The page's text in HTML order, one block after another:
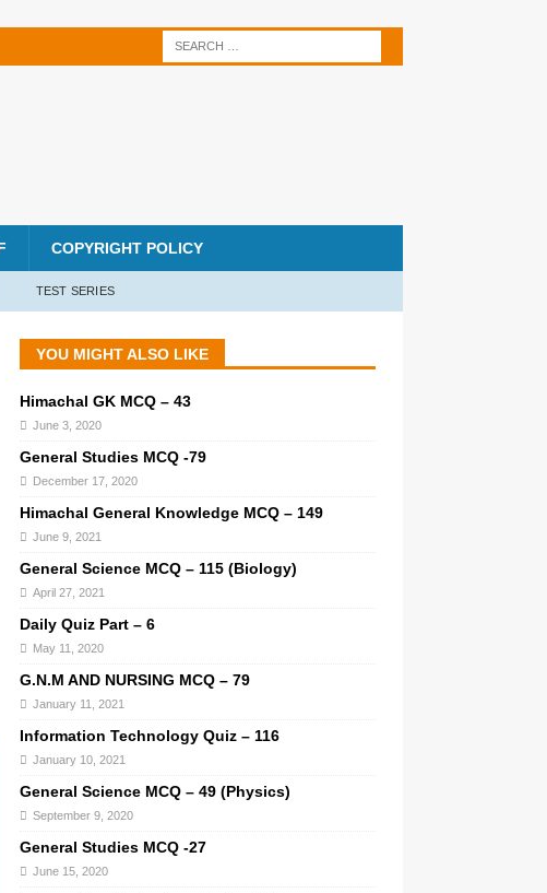
COPYRIGHT POLICY
TEST SERIES
YOU MIGHT ALSO LIKE
Himachal GK MCQ – 43
June 3, 2020
General Studies MCQ -79
December 17, 2020
Himachal General Knowledge MCQ – 149
June 9, 2021
General Science MCQ – 115 (Biology)
April 27, 2021
Daily Quiz Part – 6
May 11, 2020
G.N.M AND NURSING MCQ – 79
January 11, 2021
Information Technology Quiz – 116
January 10, 2021
General Science MCQ – 49 (Physics)
September 9, 2020
General Studies MCQ -27
June 15, 2020